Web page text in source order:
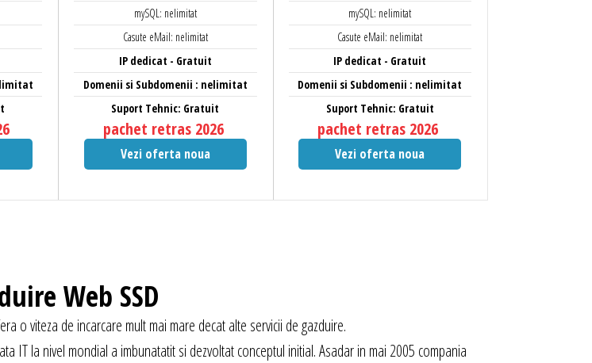
mySQL: nelimitat
Casute eMail: nelimitat
IP dedicat - Gratuit
Domenii si Subdomenii : nelimitat
Suport Tehnic: Gratuit
pachet retras 2026
Vezi oferta noua
mySQL: nelimitat
Casute eMail: nelimitat
IP dedicat - Gratuit
Domenii si Subdomenii : nelimitat
Suport Tehnic: Gratuit
pachet retras 2026
Vezi oferta noua
Web SSD
o viteza de incarcare mult mai mare decat alte servicii de gazduire.
IT la nivel mondial a imbunatatit si dezvoltat conceptul initial. Asadar in mai 2005 compania